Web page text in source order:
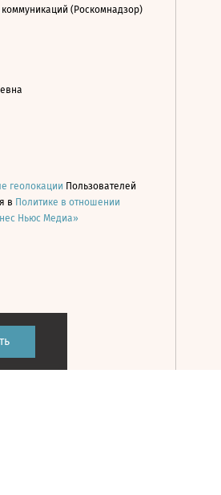
(Роскомнадзор)
геолокации Пользователей
в Политике в отношении
Ньюс Медиа»